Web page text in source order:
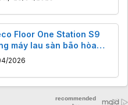
Floor One Station S9
máy lau sàn bão hòa
2026